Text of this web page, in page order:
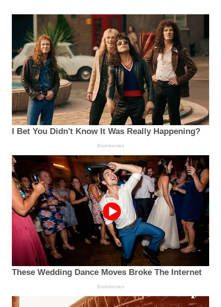
I Bet You Didn't Know It Was Really Happening?
Brainberries
These Wedding Dance Moves Broke The Internet
Brainberries